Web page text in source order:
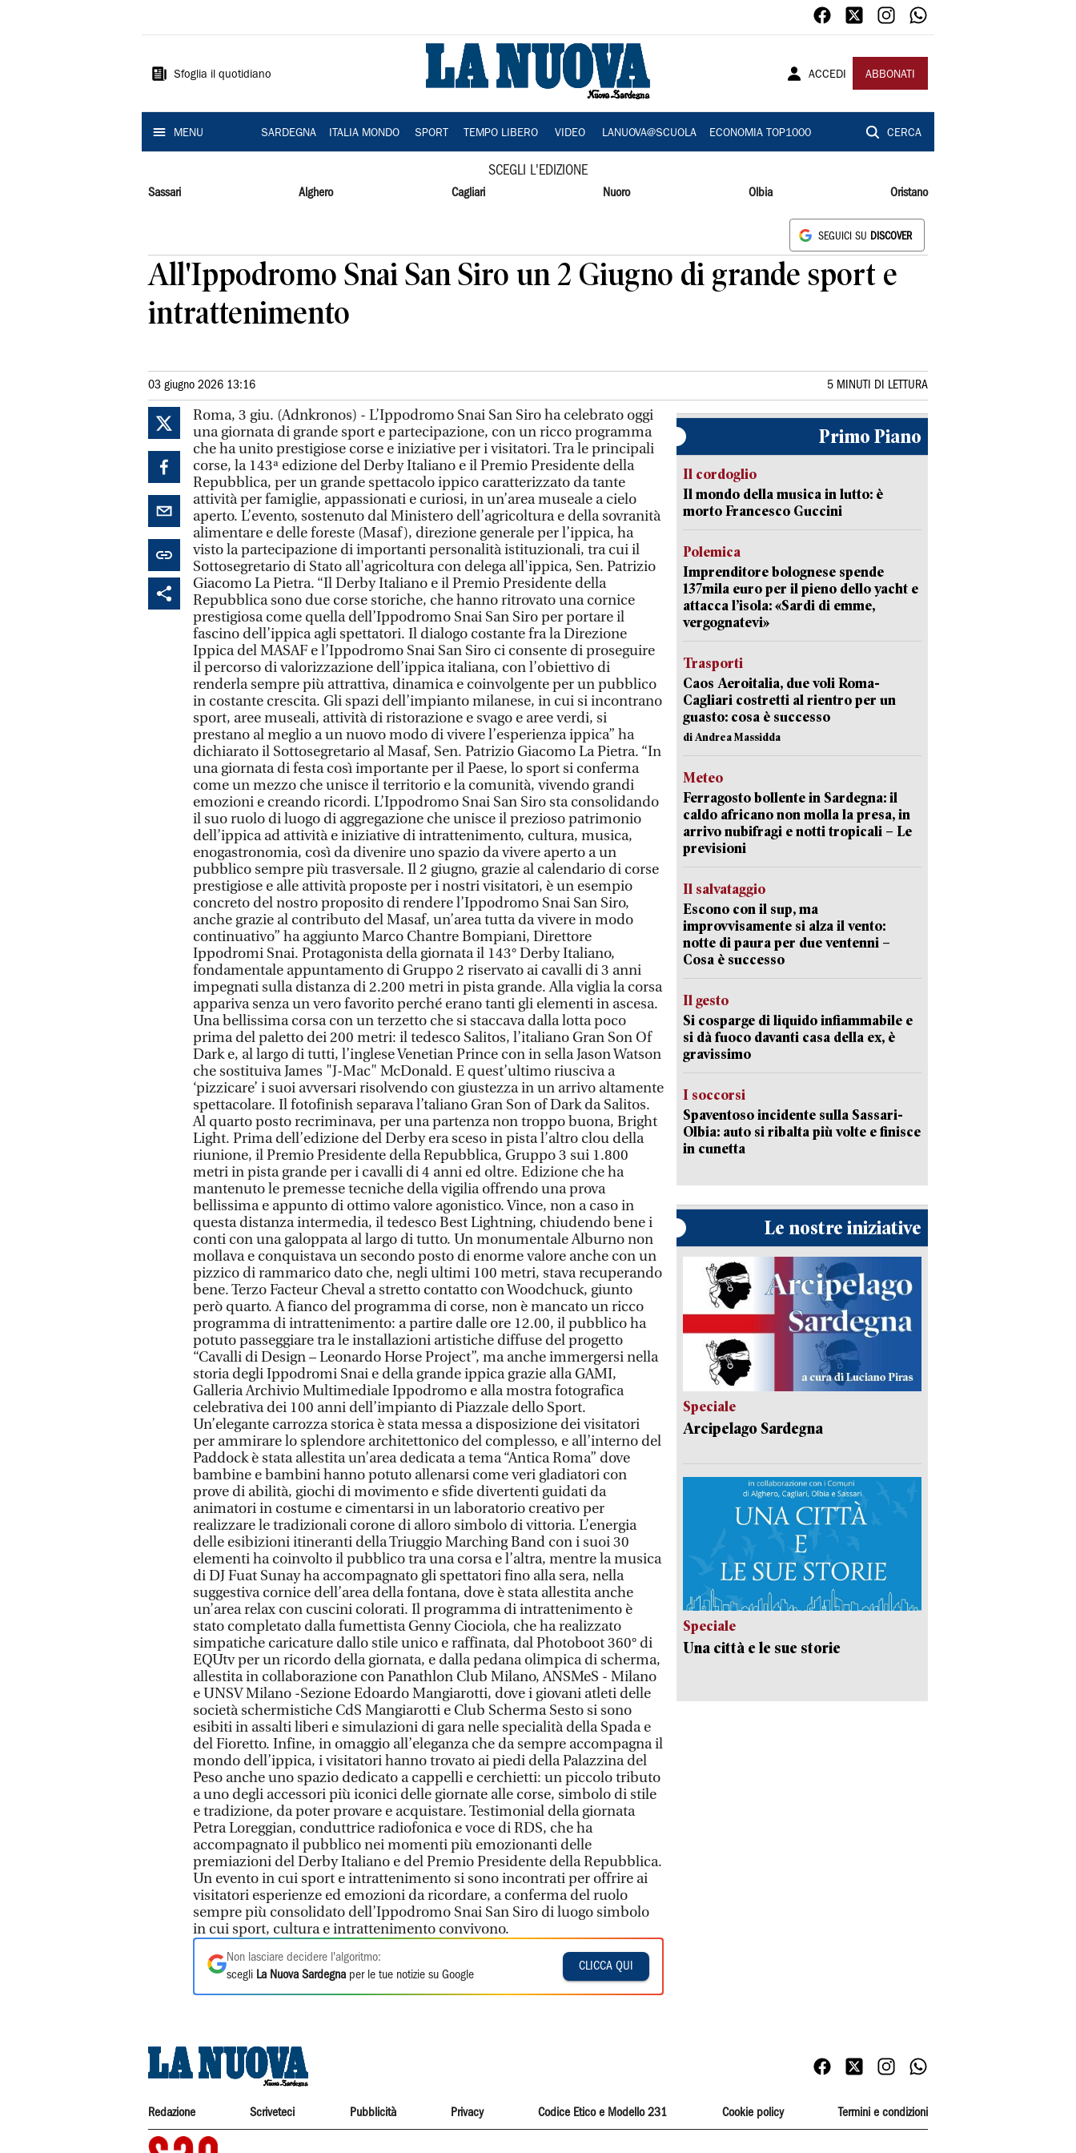
Sardegna
Sfoglia il quotidiano ACCEDI ABBONATI
MENU SARDEGNA ITALIA MONDO SPORT TEMPO LIBERO VIDEO LANUOVA@SCUOLA ECONOMIA TOP1000 CERCA
SCEGLI L'EDIZIONE
Sassari Alghero Cagliari Nuoro Olbia Oristano
SEGUICI SU DISCOVER
All'Ippodromo Snai San Siro un 2 Giugno di grande sport e
intrattenimento
03 giugno 2026 13:16 5 MINUTI DI LETTURA
Roma, 3 giu. (Adnkronos) - L’Ippodromo Snai San Siro ha celebrato oggi
una giornata di grande sport e partecipazione, con un ricco programma
che ha unito prestigiose corse e iniziative per i visitatori. Tra le principali
corse, la 143ª edizione del Derby Italiano e il Premio Presidente della
Repubblica, per un grande spettacolo ippico caratterizzato da tante
attività per famiglie, appassionati e curiosi, in un’area museale a cielo
aperto. L’evento, sostenuto dal Ministero dell’agricoltura e della sovranità
alimentare e delle foreste (Masaf), direzione generale per l’ippica, ha
visto la partecipazione di importanti personalità istituzionali, tra cui il
Sottosegretario di Stato all'agricoltura con delega all'ippica, Sen. Patrizio
Giacomo La Pietra. “Il Derby Italiano e il Premio Presidente della
Repubblica sono due corse storiche, che hanno ritrovato una cornice
prestigiosa come quella dell’Ippodromo Snai San Siro per portare il
fascino dell’ippica agli spettatori. Il dialogo costante fra la Direzione
Ippica del MASAF e l’Ippodromo Snai San Siro ci consente di proseguire
il percorso di valorizzazione dell’ippica italiana, con l’obiettivo di
renderla sempre più attrattiva, dinamica e coinvolgente per un pubblico
in costante crescita. Gli spazi dell’impianto milanese, in cui si incontrano
sport, aree museali, attività di ristorazione e svago e aree verdi, si
prestano al meglio a un nuovo modo di vivere l’esperienza ippica” ha
dichiarato il Sottosegretario al Masaf, Sen. Patrizio Giacomo La Pietra. “In
una giornata di festa così importante per il Paese, lo sport si conferma
come un mezzo che unisce il territorio e la comunità, vivendo grandi
emozioni e creando ricordi. L’Ippodromo Snai San Siro sta consolidando
il suo ruolo di luogo di aggregazione che unisce il prezioso patrimonio
dell’ippica ad attività e iniziative di intrattenimento, cultura, musica,
enogastronomia, così da divenire uno spazio da vivere aperto a un
pubblico sempre più trasversale. Il 2 giugno, grazie al calendario di corse
prestigiose e alle attività proposte per i nostri visitatori, è un esempio
concreto del nostro proposito di rendere l’Ippodromo Snai San Siro,
anche grazie al contributo del Masaf, un’area tutta da vivere in modo
continuativo” ha aggiunto Marco Chantre Bompiani, Direttore
Ippodromi Snai. Protagonista della giornata il 143° Derby Italiano,
fondamentale appuntamento di Gruppo 2 riservato ai cavalli di 3 anni
impegnati sulla distanza di 2.200 metri in pista grande. Alla viglia la corsa
appariva senza un vero favorito perché erano tanti gli elementi in ascesa.
Una bellissima corsa con un terzetto che si staccava dalla lotta poco
prima del paletto dei 200 metri: il tedesco Salitos, l’italiano Gran Son Of
Dark e, al largo di tutti, l’inglese Venetian Prince con in sella Jason Watson
che sostituiva James "J-Mac" McDonald. E quest’ultimo riusciva a
‘pizzicare’ i suoi avversari risolvendo con giustezza in un arrivo altamente
spettacolare. Il fotofinish separava l’taliano Gran Son of Dark da Salitos.
Al quarto posto recriminava, per una partenza non troppo buona, Bright
Light. Prima dell’edizione del Derby era sceso in pista l’altro clou della
riunione, il Premio Presidente della Repubblica, Gruppo 3 sui 1.800
metri in pista grande per i cavalli di 4 anni ed oltre. Edizione che ha
mantenuto le premesse tecniche della vigilia offrendo una prova
bellissima e appunto di ottimo valore agonistico. Vince, non a caso in
questa distanza intermedia, il tedesco Best Lightning, chiudendo bene i
conti con una galoppata al largo di tutto. Un monumentale Alburno non
mollava e conquistava un secondo posto di enorme valore anche con un
pizzico di rammarico dato che, negli ultimi 100 metri, stava recuperando
bene. Terzo Facteur Cheval a stretto contatto con Woodchuck, giunto
però quarto. A fianco del programma di corse, non è mancato un ricco
programma di intrattenimento: a partire dalle ore 12.00, il pubblico ha
potuto passeggiare tra le installazioni artistiche diffuse del progetto
“Cavalli di Design – Leonardo Horse Project”, ma anche immergersi nella
storia degli Ippodromi Snai e della grande ippica grazie alla GAMI,
Galleria Archivio Multimediale Ippodromo e alla mostra fotografica
celebrativa dei 100 anni dell’impianto di Piazzale dello Sport.
Un’elegante carrozza storica è stata messa a disposizione dei visitatori
per ammirare lo splendore architettonico del complesso, e all’interno del
Paddock è stata allestita un’area dedicata a tema “Antica Roma” dove
bambine e bambini hanno potuto allenarsi come veri gladiatori con
prove di abilità, giochi di movimento e sfide divertenti guidati da
animatori in costume e cimentarsi in un laboratorio creativo per
realizzare le tradizionali corone di alloro simbolo di vittoria. L’energia
delle esibizioni itineranti della Triuggio Marching Band con i suoi 30
elementi ha coinvolto il pubblico tra una corsa e l’altra, mentre la musica
di DJ Fuat Sunay ha accompagnato gli spettatori fino alla sera, nella
suggestiva cornice dell’area della fontana, dove è stata allestita anche
un’area relax con cuscini colorati. Il programma di intrattenimento è
stato completato dalla fumettista Genny Ciociola, che ha realizzato
simpatiche caricature dallo stile unico e raffinata, dal Photoboot 360° di
EQUtv per un ricordo della giornata, e dalla pedana olimpica di scherma,
allestita in collaborazione con Panathlon Club Milano, ANSMeS - Milano
e UNSV Milano -Sezione Edoardo Mangiarotti, dove i giovani atleti delle
società schermistiche CdS Mangiarotti e Club Scherma Sesto si sono
esibiti in assalti liberi e simulazioni di gara nelle specialità della Spada e
del Fioretto. Infine, in omaggio all’eleganza che da sempre accompagna il
mondo dell’ippica, i visitatori hanno trovato ai piedi della Palazzina del
Peso anche uno spazio dedicato a cappelli e cerchietti: un piccolo tributo
a uno degli accessori più iconici delle giornate alle corse, simbolo di stile
e tradizione, da poter provare e acquistare. Testimonial della giornata
Petra Loreggian, conduttrice radiofonica e voce di RDS, che ha
accompagnato il pubblico nei momenti più emozionanti delle
premiazioni del Derby Italiano e del Premio Presidente della Repubblica.
Un evento in cui sport e intrattenimento si sono incontrati per offrire ai
visitatori esperienze ed emozioni da ricordare, a conferma del ruolo
sempre più consolidato dell’Ippodromo Snai San Siro di luogo simbolo
in cui sport, cultura e intrattenimento convivono.
Non lasciare decidere l'algoritmo:
scegli La Nuova Sardegna per le tue notizie su Google
CLICCA QUI
Primo Piano
Il cordoglio
Il mondo della musica in lutto: è
morto Francesco Guccini
Polemica
Imprenditore bolognese spende
137mila euro per il pieno dello yacht e
attacca l’isola: «Sardi di emme,
vergognatevi»
Trasporti
Caos Aeroitalia, due voli Roma-
Cagliari costretti al rientro per un
guasto: cosa è successo
di Andrea Massidda
Meteo
Ferragosto bollente in Sardegna: il
caldo africano non molla la presa, in
arrivo nubifragi e notti tropicali – Le
previsioni
Il salvataggio
Escono con il sup, ma
improvvisamente si alza il vento:
notte di paura per due ventenni –
Cosa è successo
Il gesto
Si cosparge di liquido infiammabile e
si dà fuoco davanti casa della ex, è
gravissimo
I soccorsi
Spaventoso incidente sulla Sassari-
Olbia: auto si ribalta più volte e finisce
in cunetta
Le nostre iniziative
Speciale
Arcipelago Sardegna
Speciale
Una città e le sue storie
Redazione Scriveteci Pubblicità Privacy Codice Etico e Modello 231 Cookie policy Termini e condizioni